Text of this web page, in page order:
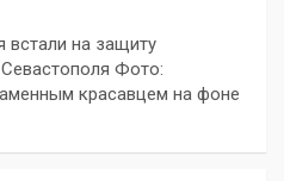
встали на защиту
Фото:
красавцем на фоне